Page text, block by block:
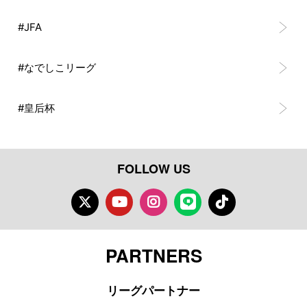
#JFA
#なでしこリーグ
#皇后杯
FOLLOW US
TwitterYoutubeInstagram
LINE TikTok
PARTNERS
リーグパートナー